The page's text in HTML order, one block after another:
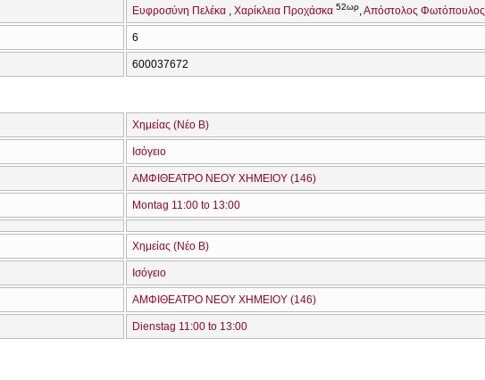
Ευφροσύνη Πελέκα Χαρίκλεια Προχάσκα 52ωρ Απόστολος Φωτόπουλος
6
600037672
Χημείας (Νέο Β)
Ισόγειο
ΑΜΦΙΘΕΑΤΡΟ ΝΕΟΥ ΧΗΜΕΙΟΥ (146)
Montag 11:00 to 13:00
Χημείας (Νέο Β)
Ισόγειο
ΑΜΦΙΘΕΑΤΡΟ ΝΕΟΥ ΧΗΜΕΙΟΥ (146)
Dienstag 11:00 to 13:00